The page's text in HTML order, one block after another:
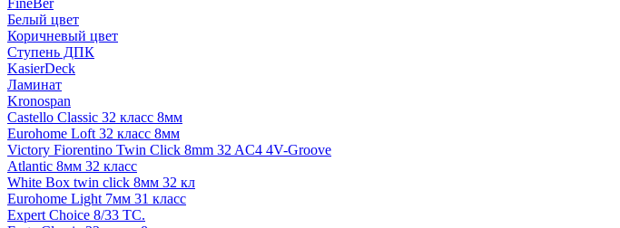
FineBer
Белый цвет
Коричневый цвет
Ступень ДПК
KasierDeck
Ламинат
Kronospan
Castello Classic 32 класс 8мм
Eurohome Loft 32 класс 8мм
Victory Fiorentino Twin Click 8mm 32 AC4 4V-Groove
Atlantic 8мм 32 класс
White Box twin click 8мм 32 кл
Eurohome Light 7мм 31 класс
Expert Choice 8/33 TC.